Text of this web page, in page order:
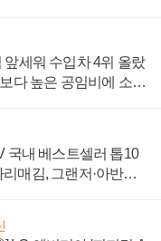
앞세워 수입차 4위 올랐
다 높은 공임비에 소비
국내 베스트셀러 톱10
매김, 그랜저·아반떼